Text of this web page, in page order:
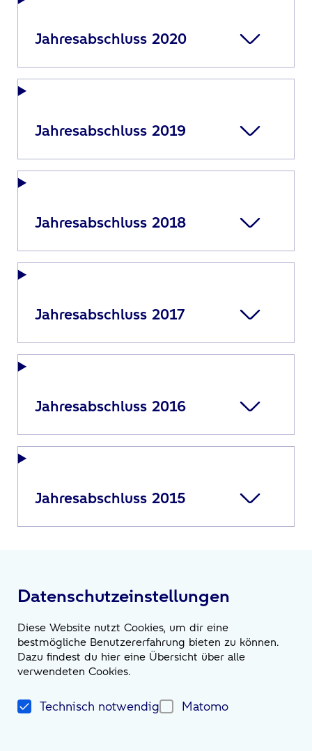
Datenschutzeinstellungen
Diese Website nutzt Cookies, um dir eine
bestmögliche Benutzererfahrung bieten zu können.
Dazu findest du hier eine Übersicht über alle
verwendeten Cookies.
Technisch notwendig Matomo
Jahresabschluss 2020
Jahresabschluss 2019
Jahresabschluss 2018
Jahresabschluss 2017
Jahresabschluss 2016
Jahresabschluss 2015
Impressum Kontakt
Datenschutzerklärung